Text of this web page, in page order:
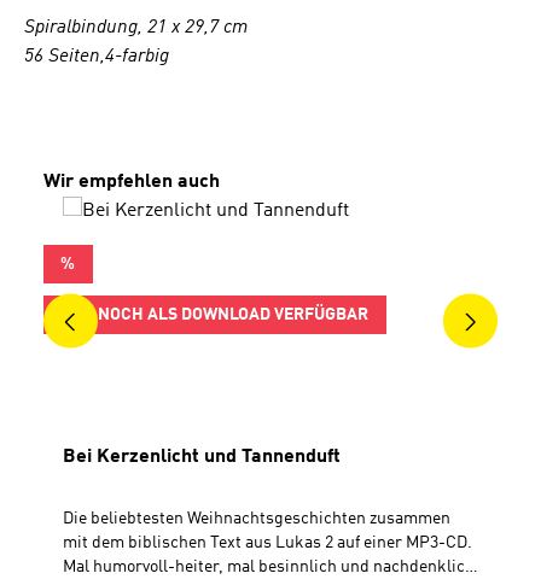
Spiralbindung, 21 x 29,7 cm
56 Seiten,4-farbig
Produktgalerie überspringen
Wir empfehlen auch
RABATT
%
NUR NOCH ALS DOWNLOAD VERFÜGBAR
Bei Kerzenlicht und Tannenduft
Die beliebtesten Weihnachtsgeschichten zusammen
mit dem biblischen Text aus Lukas 2 auf einer MP3-CD.
Mal humorvoll-heiter, mal besinnlich und nachdenklich